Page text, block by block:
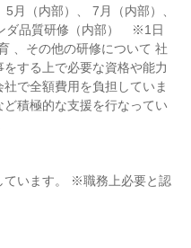
月（内部）、 7月（内部）、
ダ品質研修（内部）　※1日
、その他の研修について 社
する上で必要な資格や能力
で全額費用を負担していま
積極的な支援を行なってい
ています。 ※職務上必要と認